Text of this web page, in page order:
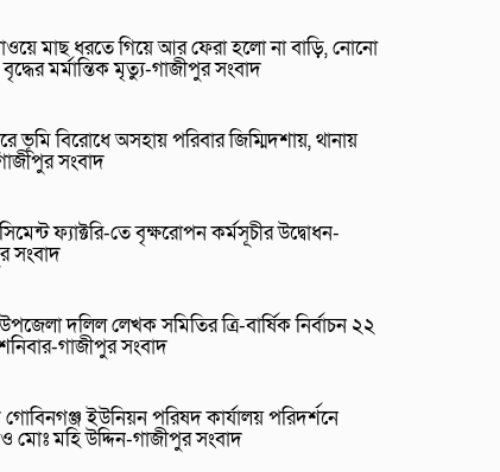
মাছ ধরতে গিয়ে আর ফেরা হলো না বাড়ি, নোনো
মর্মান্তিক মৃত্যু-গাজীপুর সংবাদ
ভূমি বিরোধে অসহায় পরিবার জিম্মিদশায়, থানায়
সংবাদ
ফ্যাক্টরি-তে বৃক্ষরোপন কর্মসূচীর উদ্বোধন-
সংবাদ
দলিল লেখক সমিতির ত্রি-বার্ষিক নির্বাচন ২২
গাজীপুর সংবাদ
ইউনিয়ন পরিষদ কার্যালয় পরিদর্শনে
মহি উদ্দিন-গাজীপুর সংবাদ